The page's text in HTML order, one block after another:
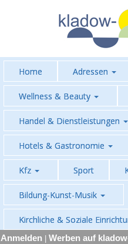
Home Adressen
Wellness & Beauty
Handel & Dienstleistungen
Hotels & Gastronomie
Kfz Sport
Bildung-Kunst-Musik
Kirchliche & Soziale
Anmelden| Werben auf